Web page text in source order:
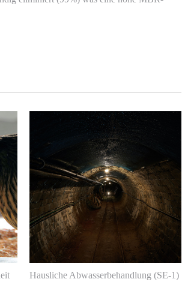
Hausliche Abwasserbehandlung (SE-1)